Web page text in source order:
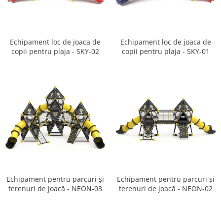
Ghivece de exterior
Stalpi camere video
Stalpi / bolarzi de delimitare
Tomberoane si Pubele de Gunoi
Magazie pubele / tomberoane
gunoi
Mobilier urban DIZABILITATI
Echipament loc de joaca de
copii pentru plaja - SKY-02
Echipament loc de joaca de
copii pentru plaja - SKY-01
Echipament pentru parcuri și
terenuri de joacă - NEON-03
Echipament pentru parcuri și
terenuri de joacă - NEON-02